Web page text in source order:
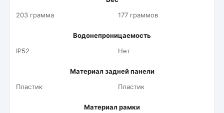
203 грамма
177 граммов
Водонепроницаемость
IP52
Нет
Материал задней панели
Пластик
Пластик
Материал рамки